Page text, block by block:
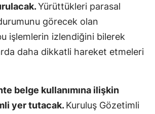
Tekirdağ
Tunceli
Yürüttükleri parasal
görecek olan
işlemlerin izlendiğini bilerek
daha dikkatli hareket etmeleri
belge kullanımına ilişkin
yer tutacak.Kuruluş Gözetimli